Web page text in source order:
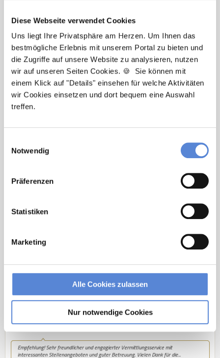
Diese Webseite verwendet Cookies
Uns liegt Ihre Privatsphäre am Herzen. Um Ihnen das
bestmögliche Erlebnis mit unserem Portal zu bieten und
die Zugriffe auf unsere Website zu analysieren, nutzen
wir auf unseren Seiten Cookies. 🍪 Sie können mit
einem Klick auf "Details" einsehen für welche Aktivitäten
wir Cookies einsetzen und dort bequem eine Auswahl
treffen.
Notwendig
Präferenzen
Statistiken
Marketing
Alle Cookies zulassen
Nur notwendige Cookies
Laura Holstein
Ansprechpartnerin
ich Ihnen gerne zur Verfügung.
Jetzt zur kostenlosen Stellenanfrage
hallo@deutscherhausarztservice.de